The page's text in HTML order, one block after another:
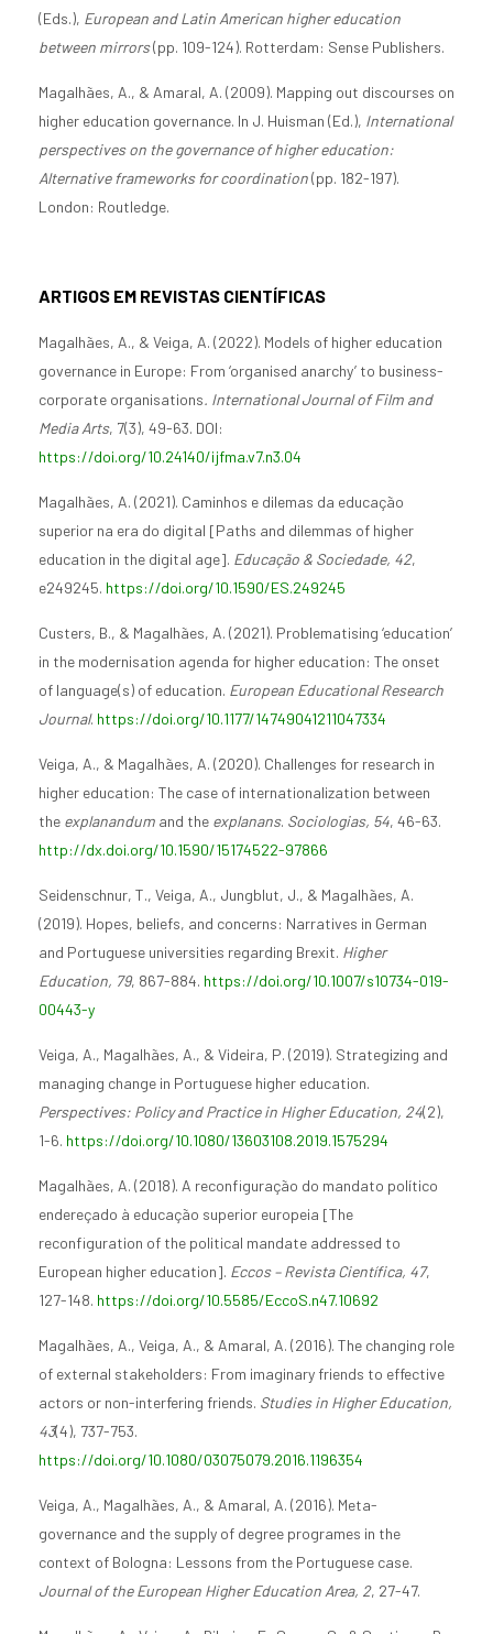
(Eds.), European and Latin American higher education
between mirrors(pp. 109-124). Rotterdam: Sense Publishers.
Magalhães, A., & Amaral, A. (2009). Mapping out discourses on
higher education governance. In J. Huisman (Ed.), International
perspectives on the governance of higher education:
Alternative frameworks for coordination(pp. 182-197).
London: Routledge.
ARTIGOS EM REVISTAS CIENTÍFICAS
Magalhães, A., & Veiga, A. (2022). Models of higher education
governance in Europe: From ‘organised anarchy’ to business-
corporate organisations. International Journal of Film and
Media Arts, 7(3), 49-63. DOI:
https://doi.org/10.24140/ijfma.v7.n3.04
Magalhães, A. (2021). Caminhos e dilemas da educação
superior na era do digital [Paths and dilemmas of higher
education in the digital age]. Educação & Sociedade, 42,
e249245. https://doi.org/10.1590/ES.249245
Custers, B., & Magalhães, A. (2021). Problematising ‘education’
in the modernisation agenda for higher education: The onset
of language(s) of education. European Educational Research
Journal. https://doi.org/10.1177/14749041211047334
Veiga, A., & Magalhães, A. (2020). Challenges for research in
higher education: The case of internationalization between
the explanandum and the explanans. Sociologias, 54, 46-63.
http://dx.doi.org/10.1590/15174522-97866
Seidenschnur, T., Veiga, A., Jungblut, J., & Magalhães, A.
(2019). Hopes, beliefs, and concerns: Narratives in German
and Portuguese universities regarding Brexit. Higher
Education, 79, 867-884. https://doi.org/10.1007/s10734-019-
00443-y
Veiga, A., Magalhães, A., & Videira, P. (2019). Strategizing and
managing change in Portuguese higher education.
Perspectives: Policy and Practice in Higher Education, 24(2),
1-6. https://doi.org/10.1080/13603108.2019.1575294
Magalhães, A. (2018). A reconfiguração do mandato político
endereçado à educação superior europeia [The
reconfiguration of the political mandate addressed to
European higher education]. Eccos – Revista Científica, 47,
127-148. https://doi.org/10.5585/EccoS.n47.10692
Magalhães, A., Veiga, A., & Amaral, A. (2016). The changing role
of external stakeholders: From imaginary friends to effective
actors or non-interfering friends. Studies in Higher Education,
43(4), 737-753.
https://doi.org/10.1080/03075079.2016.1196354
Veiga, A., Magalhães, A., & Amaral, A. (2016). Meta-
governance and the supply of degree programes in the
context of Bologna: Lessons from the Portuguese case.
Journal of the European Higher Education Area, 2, 27-47.